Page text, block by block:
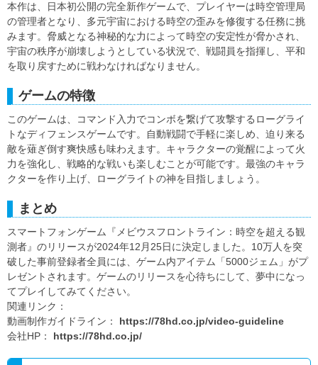
本作は、日本初公開の完全新作ゲームで、プレイヤーは時空管理局
の管理者となり、多元宇宙における時空の歪みを修復する任務に挑
みます。脅威となる神秘的な力によって時空の安定性が脅かされ、
宇宙の秩序が崩壊しようとしている状況で、戦闘員を指揮し、平和
を取り戻すために戦わなければなりません。
ゲームの特徴
このゲームは、コマンド入力でコンボを繋げて攻撃するローグライ
トなディフェンスゲームです。自動戦闘で手軽に楽しめ、迫り来る
敵を薙ぎ倒す爽快感も味わえます。キャラクターの覚醒によって火
力を強化し、戦略的な戦いも楽しむことが可能です。最強のキャラ
クターを作り上げ、ローグライトの神を目指しましょう。
まとめ
スマートフォンゲーム『メビウスフロントライン：時空を超える観
測者』のリリースが2024年12月25日に決定しました。10万人を突
破した事前登録者全員には、ゲーム内アイテム「5000ジェム」がプ
レゼントされます。ゲームのリリースを心待ちにして、夢中になっ
てプレイしてみてください。
関連リンク：
動画制作ガイドライン： https://78hd.co.jp/video-guideline
会社HP： https://78hd.co.jp/